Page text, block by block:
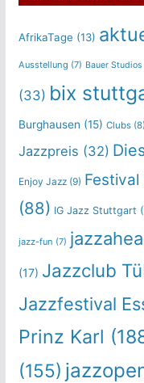
AfrikaTage (13)
Ausstellung (7) Bauer Studios
(33) bix
Burghausen (15) Clubs(8)
Jazzpreis (32)
Enjoy Jazz(9) Festival
(88) IG Jazz Stuttgart
jazz-fun (7)
(17) Jazzclub
Jazzfestival
Prinz Karl
(155)